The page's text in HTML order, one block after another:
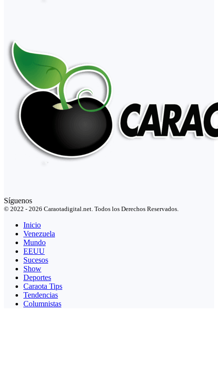
Síguenos
© 2022 - 2026 Caraotadigital.net. Todos los Derechos Reservados.
Inicio
Venezuela
Mundo
EEUU
Sucesos
Show
Deportes
Caraota Tips
Tendencias
Columnistas